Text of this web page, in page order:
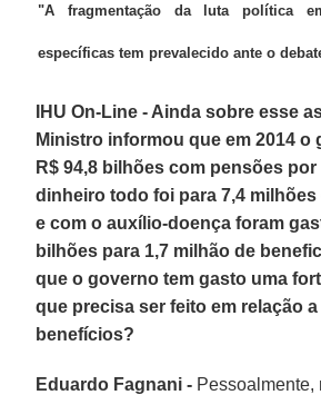
"A fragmentação da luta política
específicas tem prevalecido ante o
IHU On-Line - Ainda sobre esse
Ministro informou que em 2014 o
R$ 94,8 bilhões com pensões
dinheiro todo foi para 7,4
e com o auxílio-doença foram
bilhões para 1,7 milhão de
que o governo tem gasto uma
que precisa ser feito em relação
benefícios?
Eduardo Fagnani - Pessoalmente,